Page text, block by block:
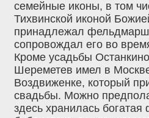
семейные иконы, в том
Тихвинской иконой
принадлежал
сопровождал его во
Кроме усадьбы
Шереметев имел в
Воздвиженке, который
свадьбы. Можно
здесь хранилась